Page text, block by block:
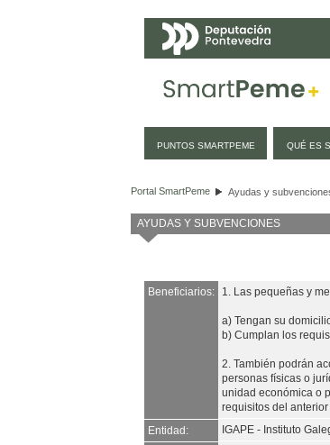
PUNTOS SMARTPEME QUÉ ES
Portal SmartPeme Ayudas y
AYUDAS Y SUBVENCIONES
Beneficiarios: 1. Las pequeñas y
a) Tengan su
b) Cumplan los
2. También podrán
personas físicas o
unidad económica o
requisitos del
Entidad:
IGAPE - Instituto